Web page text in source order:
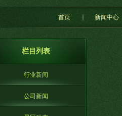
首页 新闻中心
栏目列表
行业新闻
公司新闻